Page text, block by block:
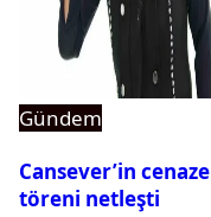
Gündem
Cansever’in cenaze
töreni netleşti